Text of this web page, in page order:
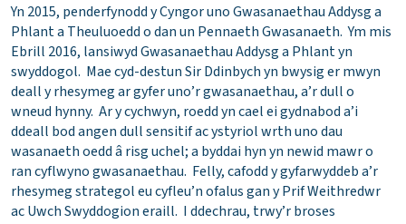
Yn 2015, penderfynodd y Cyngor uno Gwasanaethau Addysg a
Phlant a Theuluoedd o dan un Pennaeth Gwasanaeth. Ym mis
Ebrill 2016, lansiwyd Gwasanaethau Addysg a Phlant yn
swyddogol. Mae cyd-destun Sir Ddinbych yn bwysig er mwyn
deall y rhesymeg ar gyfer uno’r gwasanaethau, a’r dull o
wneud hynny. Ar y cychwyn, roedd yn cael ei gydnabod a’i
ddeall bod angen dull sensitif ac ystyriol wrth uno dau
wasanaeth oedd â risg uchel; a byddai hyn yn newid mawr o
ran cyflwyno gwasanaethau. Felly, cafodd y gyfarwyddeb a’r
rhesymeg strategol eu cyfleu’n ofalus gan y Prif Weithredwr
ac Uwch Swyddogion eraill. I ddechrau, trwy’r broses